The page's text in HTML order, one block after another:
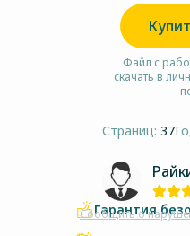
Файл с
скачать в
Страниц: 37
Сообщить о
Гарантия